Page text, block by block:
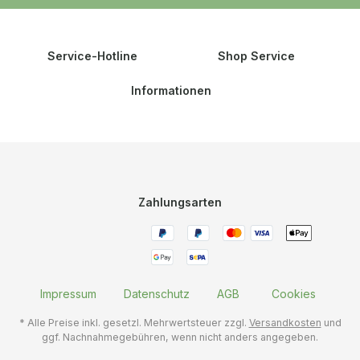
Service-Hotline Shop Service
Informationen
Zahlungsarten
Impressum Datenschutz AGB Cookies
* Alle Preise inkl. gesetzl. Mehrwertsteuer zzgl. Versandkosten und
ggf. Nachnahmegebühren, wenn nicht anders angegeben.